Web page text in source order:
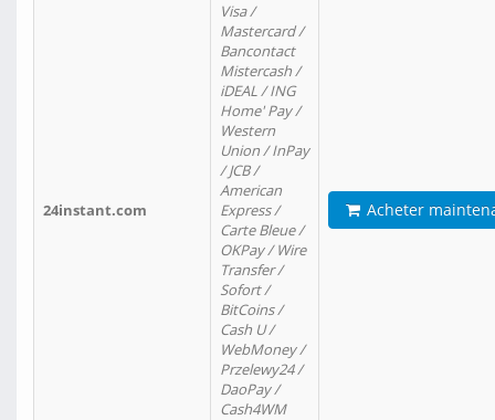
24instant.com
Visa /
Mastercard /
Bancontact
Mistercash /
iDEAL / ING
Home' Pay /
Western
Union / InPay
/ JCB /
American
Express /
Carte Bleue /
OKPay / Wire
Transfer /
Sofort /
BitCoins /
Cash U /
WebMoney /
Przelewy24 /
DaoPay /
Cash4WM
Acheter